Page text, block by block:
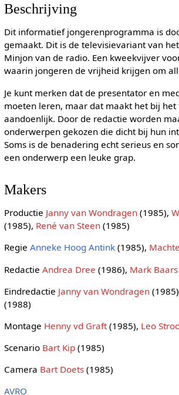
Beschrijving
Dit informatief jongerenprogramma is
gemaakt. Dit is de televisievariant van
Minjon van de radio. Een kweekvijver
waarin jongeren de vrijheid krijgen om
Je kunt merken dat de presentator en
moeten leren, maar dat maakt het bij het
aandoenlijk. Door de redactie worden
onderwerpen gekozen die dicht bij hun
Soms is de benadering echt serieus en
een onderwerp een leuke grap.
Makers
Productie Janny van Wondragen(1985),
(1985), René van Steen(1985)
Regie Anneke Hoog Antink(1985),
Redactie Andrea Dree (1986), Mark Baars
Eindredactie Janny van Wondragen
(1988)
Montage Henny vd Graft(1985), Leo
Scenario Bart Kip(1985)
Camera Bart Doets(1985)
AVRO